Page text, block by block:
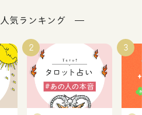
人気ランキング
2 3